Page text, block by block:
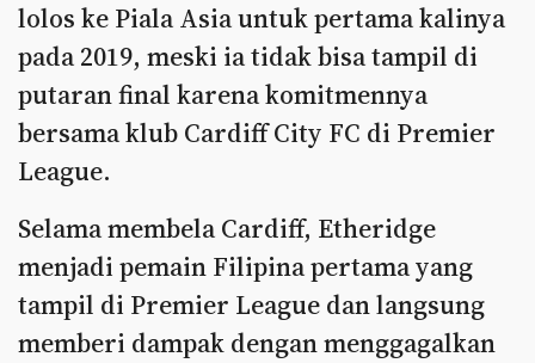
lolos ke Piala Asia untuk pertama kalinya
pada 2019, meski ia tidak bisa tampil di
putaran final karena komitmennya
bersama klub Cardiff City FC di Premier
League.
Selama membela Cardiff, Etheridge
menjadi pemain Filipina pertama yang
tampil di Premier League dan langsung
memberi dampak dengan menggagalkan